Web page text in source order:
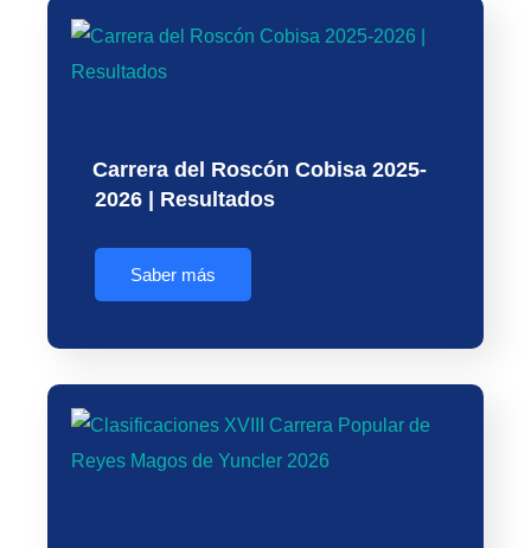
Carrera del Roscón Cobisa 2025-
2026 | Resultados
Saber más